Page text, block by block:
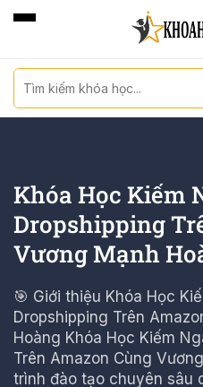
Khóa Học Kiếm
Dropshipping
Vương Mạnh
🎯 Giới thiệu Khóa Học
Dropshipping Trên
Hoàng Khóa Học Kiếm
Trên Amazon Cùng
trình đào tạo chuyên sâu